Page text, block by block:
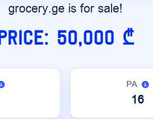
grocery.ge is for sale!
Price: 50,000 ₾
PA
16